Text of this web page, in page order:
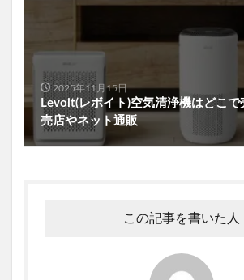
2025年11月15日
Levoit(レボイト)空気清浄機はどこで
売店やネット通販
この記事を書いた人